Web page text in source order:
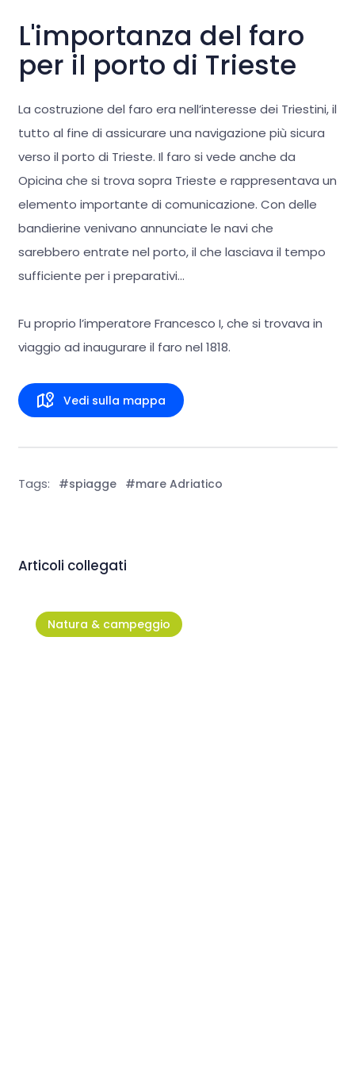
L'importanza del faro
per il porto di Trieste
La costruzione del faro era nell’interesse dei Triestini, il
tutto al fine di assicurare una navigazione più sicura
verso il porto di Trieste. Il faro si vede anche da
Opicina che si trova sopra Trieste e rappresentava un
elemento importante di comunicazione. Con delle
bandierine venivano annunciate le navi che
sarebbero entrate nel porto, il che lasciava il tempo
sufficiente per i preparativi…
Fu proprio l’imperatore Francesco I, che si trovava in
viaggio ad inaugurare il faro nel 1818.
Vedi sulla mappa
Tags: #spiagge #mare Adriatico
Articoli collegati
Natura & campeggio